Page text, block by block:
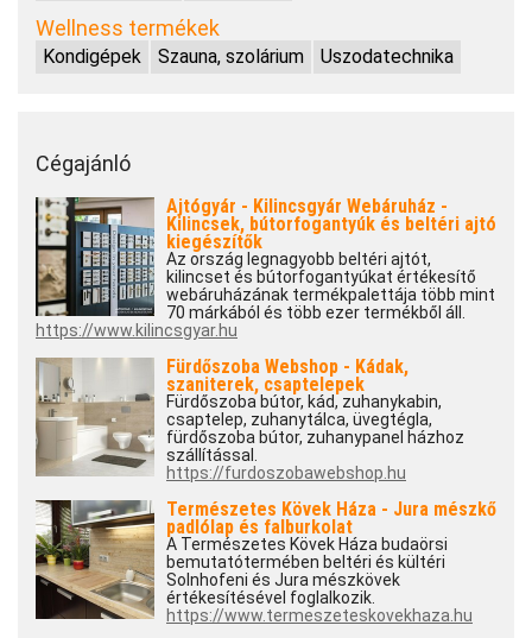
Wellness termékek
Kondigépek Szauna, szolárium Uszodatechnika
Cégajánló
Ajtógyár - Kilincsgyár Webáruház -
Kilincsek, bútorfogantyúk és beltéri ajtó
kiegészítők
Az ország legnagyobb beltéri ajtót,
kilincset és bútorfogantyúkat értékesítő
webáruházának termékpalettája több mint
70 márkából és több ezer termékből áll.
https://www.kilincsgyar.hu
Fürdőszoba Webshop - Kádak,
szaniterek, csaptelepek
Fürdőszoba bútor, kád, zuhanykabin,
csaptelep, zuhanytálca, üvegtégla,
fürdőszoba bútor, zuhanypanel házhoz
szállítással.
https://furdoszobawebshop.hu
Természetes Kövek Háza - Jura mészkő
padlólap és falburkolat
A Természetes Kövek Háza budaörsi
bemutatótermében beltéri és kültéri
Solnhofeni és Jura mészkövek
értékesítésével foglalkozik.
https://www.termeszeteskovekhaza.hu